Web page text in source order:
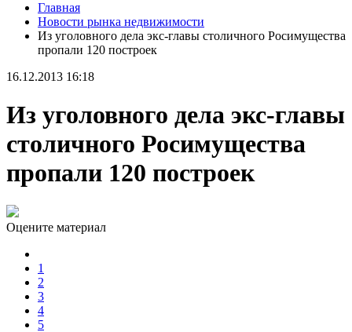
Главная
Новости рынка недвижимости
Из уголовного дела экс-главы столичного Росимущества
пропали 120 построек
16.12.2013 16:18
Из уголовного дела экс-главы
столичного Росимущества
пропали 120 построек
Оцените материал
1
2
3
4
5